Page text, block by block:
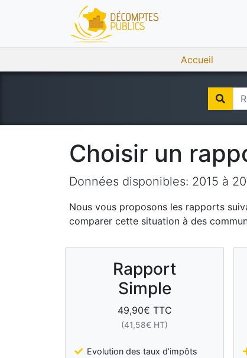
Accueil
Choisir un
Données disponibles: 2015 à
Nous vous proposons les rapports
comparer cette situation à des
Rapport
Simple
49,90€ TTC
(41,58€ HT)
Evolution des taux d’impôts